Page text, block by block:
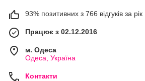
93% позитивних з 766 відгуків за рік
Працює з 02.12.2016
м. Одеса
Одеса, Україна
Контакти